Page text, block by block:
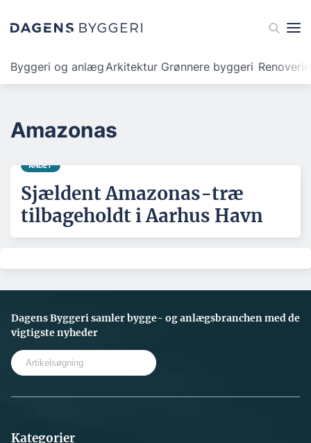
Byggeri og anlægArkitektur Grønnere byggeri
Amazonas
ANDET
Sjældent Amazonas-træ
tilbageholdt i Aarhus Havn
Dagens Byggeri samler bygge- og anlægsbranchen med de
vigtigste nyheder
Kategorier